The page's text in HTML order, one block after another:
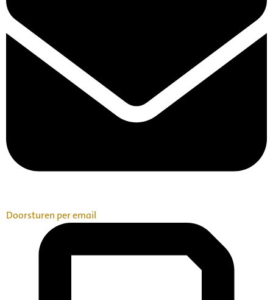
Doorsturen per email